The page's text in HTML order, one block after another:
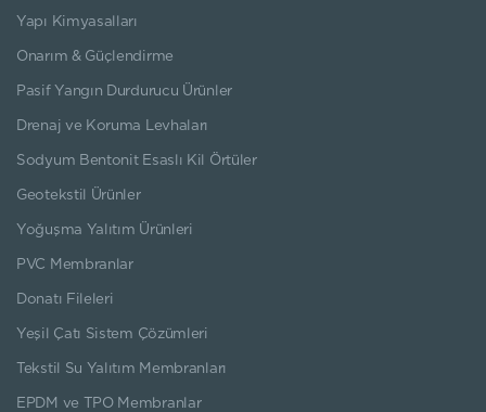
Yapı Kimyasalları
Onarım & Güçlendirme
Pasif Yangın Durdurucu Ürünler
Drenaj ve Koruma Levhaları
Sodyum Bentonit Esaslı Kil Örtüler
Geotekstil Ürünler
Yoğuşma Yalıtım Ürünleri
PVC Membranlar
Donatı Fileleri
Yeşil Çatı Sistem Çözümleri
Tekstil Su Yalıtım Membranları
EPDM ve TPO Membranlar